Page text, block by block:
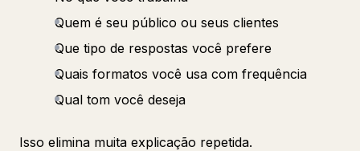
Quem é seu público ou seus clientes
Que tipo de respostas você prefere
Quais formatos você usa com frequência
Qual tom você deseja
Isso elimina muita explicação repetida.